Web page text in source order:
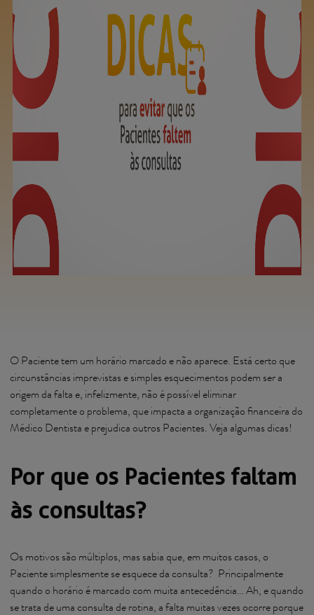
Ouse ser digital
Ver todos
Downloads
Área científica
Onde Estamos
Nossas iniciativas
O Paciente tem um horário marcado e não aparece. Está certo que
circunstâncias imprevistas e simples esquecimentos podem ser a
origem da falta e, infelizmente, não é possível eliminar
completamente o problema, que impacta a organização financeira do
Médico Dentista e prejudica outros Pacientes. Veja algumas dicas!
Por que os Pacientes faltam
às consultas?
Os motivos são múltiplos, mas sabia que, em muitos casos, o
Paciente simplesmente se esquece da consulta? Principalmente
quando o horário é marcado com muita antecedência… Ah, e quando
se trata de uma consulta de rotina, a falta muitas vezes ocorre porque